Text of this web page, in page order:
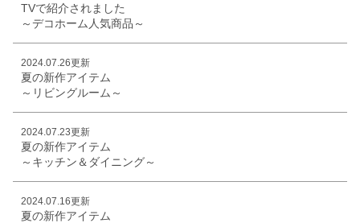
TVで紹介されました
～デコホーム人気商品～
2024.07.26更新
夏の新作アイテム
～リビングルーム～
2024.07.23更新
夏の新作アイテム
～キッチン＆ダイニング～
2024.07.16更新
夏の新作アイテム